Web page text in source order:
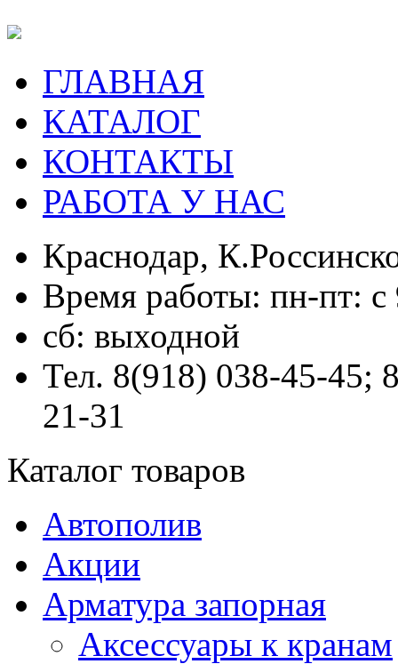
ГЛАВНАЯ
КАТАЛОГ
КОНТАКТЫ
РАБОТА У НАС
Краснодар,
Время работы: пн-пт:
сб: выходной
Тел. 8(918) 038-45-45;
21-31
Каталог товаров
Автополив
Акции
Арматура запорная
Аксессуары к кранам